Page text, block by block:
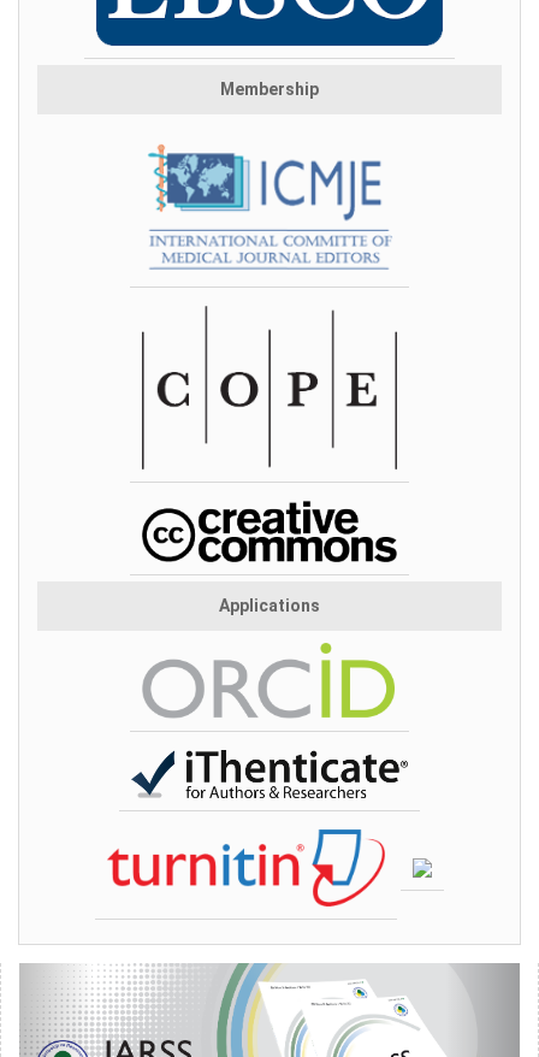
Membership
Applications